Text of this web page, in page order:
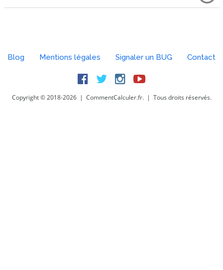
Blog Mentions légales Signaler un BUG Contact
Facebook
TwitterInstagram
Copyright © 2018-2026 | CommentCalculer.fr. | Tous droits réservés.